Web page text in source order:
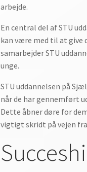
arbejde.
En central del af STU
kan være med til at give
samarbejder STU
unge.
STU uddannelsen på
når de har gennemført
Dette åbner døre for
vigtigt skridt på vejen